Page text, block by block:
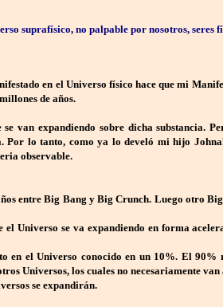
suprafísico, no palpable por nosotros, seres
en el Universo físico hace que mi
de años.
van expandiendo sobre dicha substancia.
Por lo tanto, como ya lo develó mi hijo
observable.
entre Big Bang y Big Crunch. Luego otro
Universo se va expandiendo en forma
en el Universo conocido en un 10%. El 90%
Universos, los cuales no necesariamente
se expandirán.